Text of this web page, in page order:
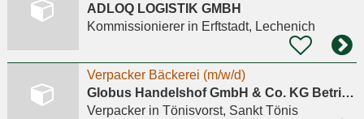
ADLOQ LOGISTIK GMBH
Kommissioniererin Erftstadt, Lechenich
Verpacker Bäckerei (m/w/d)
Globus Handelshof GmbH & Co. KG Betriebsstätte Tönisvorst
Verpackerin Tönisvorst, Sankt Tönis